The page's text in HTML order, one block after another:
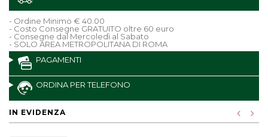
- Ordine Minimo € 40.00
- Costo Consegne GRATUITO oltre 60 euro
- Consegne dal Mercoledì al Sabato
- SOLO AREA METROPOLITANA DI ROMA
PAGAMENTI
ORDINA PER TELEFONO
IN EVIDENZA